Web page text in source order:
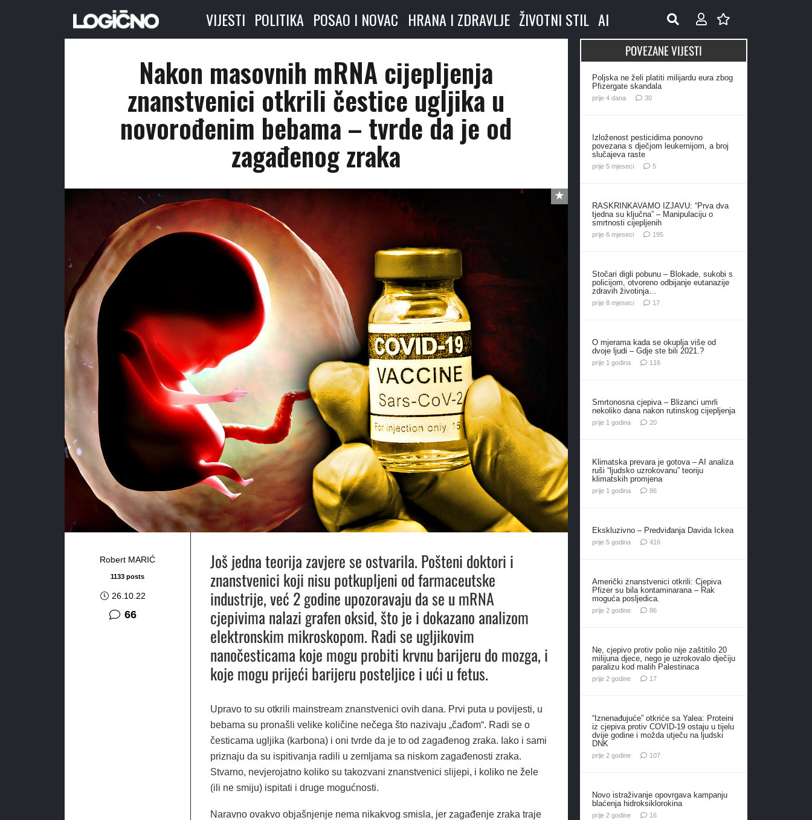
VIJESTI POLITIKA POSAO I NOVAC HRANA I ZDRAVLJE ŽIVOTNI STIL AI
Nakon masovnih mRNA cijepljenja
znanstvenici otkrili čestice ugljika u
novorođenim bebama – tvrde da je od
zagađenog zraka
Robert MARIĆ
1133 posts
26.10.22
66komentara
Još jedna teorija zavjere se ostvarila. Pošteni doktori i
znanstvenici koji nisu potkupljeni od farmaceutske
industrije, već 2 godine upozoravaju da se u mRNA
cjepivima nalazi grafen oksid, što je i dokazano analizom
elektronskim mikroskopom. Radi se ugljikovim
nanočesticama koje mogu probiti krvnu barijeru do mozga, i
koje mogu prijeći barijeru posteljice i ući u fetus.
Upravo to su otkrili mainstream znanstvenici ovih dana. Prvi puta u povijesti, u
bebama su pronašli velike količine nečega što nazivaju „čađom“. Radi se o
česticama ugljika (karbona) i oni tvrde da je to od zagađenog zraka. Iako i sami
priznaju da su ispitivanja radili u zemljama sa niskom zagađenosti zraka.
Stvarno, nevjerojatno koliko su takozvani znanstvenici slijepi, i koliko ne žele
(ili ne smiju) ispitati i druge mogućnosti.
Naravno ovakvo objašnjenje nema nikakvog smisla, jer zagađenje zraka traje
POVEZANE VIJESTI
Poljska ne želi platiti milijardu eura zbog
Pfizergate skandala
prije 4 dana 30komentara
Izloženost pesticidima ponovno
povezana s dječjom leukemijom, a broj
slučajeva raste
prije 5 mjeseci 5komentara
RASKRINKAVAMO IZJAVU: “Prva dva
tjedna su ključna” – Manipulaciju o
smrtnosti cijepljenih
prije 6 mjeseci 195komentara
Stočari digli pobunu – Blokade, sukobi s
policijom, otvoreno odbijanje eutanazije
zdravih životinja…
prije 8 mjeseci 17komentara
O mjerama kada se okuplja više od
dvoje ljudi – Gdje ste bili 2021.?
prije 1 godina 116komentara
Smrtonosna cjepiva – Blizanci umrli
nekoliko dana nakon rutinskog cijepljenja
prije 1 godina 20komentara
Klimatska prevara je gotova – AI analiza
ruši “ljudsko uzrokovanu” teoriju
klimatskih promjena
prije 1 godina 86komentara
Ekskluzivno – Predviđanja Davida Ickea
prije 5 godina 416komentara
Američki znanstvenici otkrili: Cjepiva
Pfizer su bila kontaminarana – Rak
moguća posljedica.
prije 2 godine 86komentara
Ne, cjepivo protiv polio nije zaštitilo 20
milijuna djece, nego je uzrokovalo dječiju
paralizu kod malih Palestinaca
prije 2 godine 17komentara
“Iznenađujuće” otkriće sa Yalea: Proteini
iz cjepiva protiv COVID-19 ostaju u tijelu
dvije godine i možda utječu na ljudski
DNK
prije 2 godine 107komentara
Novo istraživanje opovrgava kampanju
blaćenja hidroksiklorokina
prije 2 godine 16komentara